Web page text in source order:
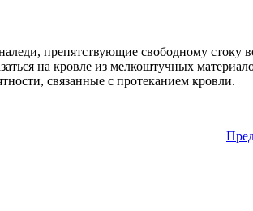
препятствующие свободному стоку
на кровле из мелкоштучных
связанные с протеканием кровли.